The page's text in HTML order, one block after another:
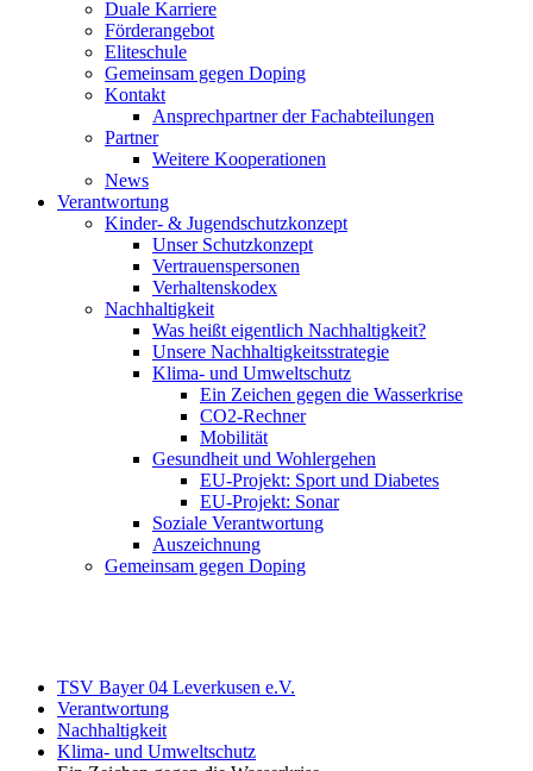
Duale Karriere
Förderangebot
Eliteschule
Gemeinsam gegen Doping
Kontakt
Ansprechpartner der Fachabteilungen
Partner
Weitere Kooperationen
News
Verantwortung
Kinder- & Jugendschutzkonzept
Unser Schutzkonzept
Vertrauenspersonen
Verhaltenskodex
Nachhaltigkeit
Was heißt eigentlich Nachhaltigkeit?
Unsere Nachhaltigkeitsstrategie
Klima- und Umweltschutz
Ein Zeichen gegen die Wasserkrise
CO2-Rechner
Mobilität
Gesundheit und Wohlergehen
EU-Projekt: Sport und Diabetes
EU-Projekt: Sonar
Soziale Verantwortung
Auszeichnung
Gemeinsam gegen Doping
TSV Bayer 04 Leverkusen e.V.
Verantwortung
Nachhaltigkeit
Klima- und Umweltschutz